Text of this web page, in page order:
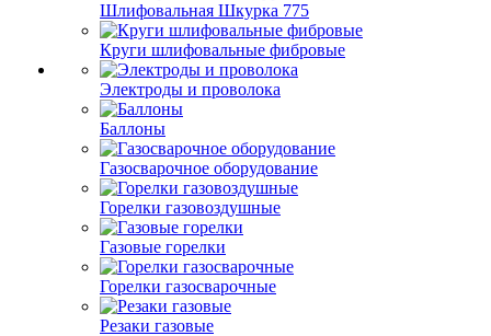
Шлифовальная Шкурка 775
Круги шлифовальные фибровые
Электроды и проволока
Баллоны
Газосварочное оборудование
Горелки газовоздушные
Газовые горелки
Горелки газосварочные
Резаки газовые